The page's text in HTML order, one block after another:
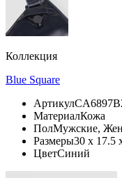
Коллекция
Blue Square
Артикул
МатериалКожа
ПолМужские,
Размеры30 x 17.5
ЦветСиний